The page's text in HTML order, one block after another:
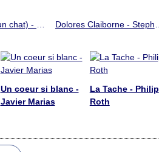
Un coeur si blanc -
Javier Marias
La Tache - Philip
Roth